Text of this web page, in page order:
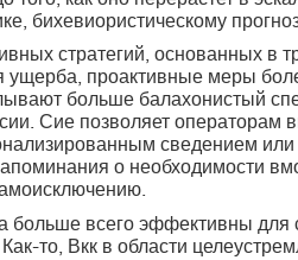
бихевиористическому
стратегий, основанных в
ущерба, проактивные меры
больше балахонистый
Сие позволяет
сведением
о необходимости
больше всего эффективны для
то, Вкк в области